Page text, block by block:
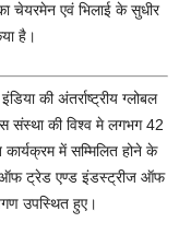
चेयरमेन एवं भिलाई के सुधीर
है।
की अंतर्राष्ट्रीय ग्लोबल
संस्था की विश्व मे लगभग 42
में सम्मिलित होने के
ऑफ ट्रेड एण्ड इंडस्ट्रीज ऑफ
उपस्थित हुए।